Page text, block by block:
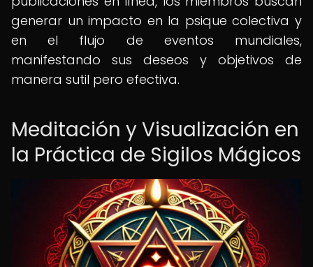
generar un impacto en la psique colectiva y
en el flujo de eventos mundiales,
manifestando sus deseos y objetivos de
manera sutil pero efectiva.
Meditación y Visualización en
la Práctica de Sigilos Mágicos